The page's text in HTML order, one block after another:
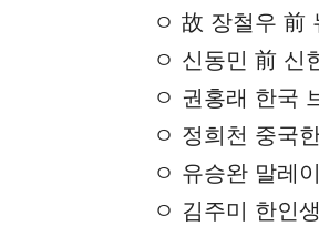
ㅇ 故 장철우 前
ㅇ 신동민 前 신
ㅇ 권홍래 한국
ㅇ 정희천 중국
ㅇ 유승완 말레
ㅇ 김주미 한인